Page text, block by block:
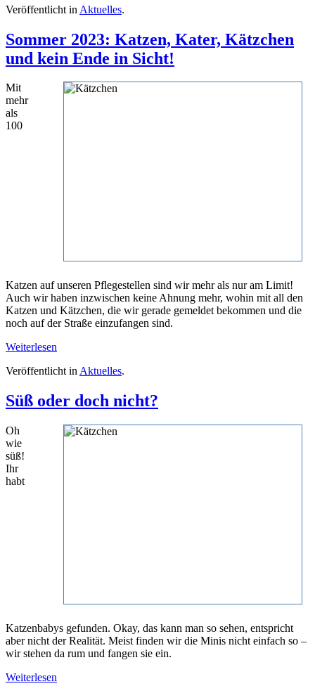
Veröffentlicht in Aktuelles.
Sommer 2023: Katzen, Kater, Kätzchen
und kein Ende in Sicht!
Mit
mehr
als
100
Katzen auf unseren Pflegestellen sind wir mehr als nur am Limit!
Auch wir haben inzwischen keine Ahnung mehr, wohin mit all den
Katzen und Kätzchen, die wir gerade gemeldet bekommen und die
noch auf der Straße einzufangen sind.
Weiterlesen
Veröffentlicht inAktuelles.
Süß oder doch nicht?
Oh
wie
süß!
Ihr
habt
Katzenbabys gefunden. Okay, das kann man so sehen, entspricht
aber nicht der Realität. Meist finden wir die Minis nicht einfach so –
wir stehen da rum und fangen sie ein.
Weiterlesen